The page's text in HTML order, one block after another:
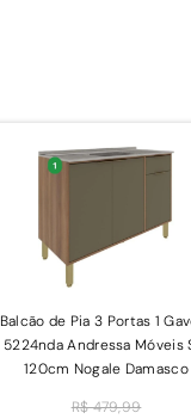
Balcão de Pia 3 Portas 1
5224nda Andressa Móveis
120cm Nogale Damasco
R$ 479,99